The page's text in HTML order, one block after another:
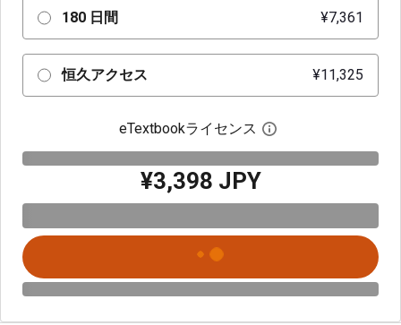
180 日間 ¥7,361
恒久アクセス ¥11,325
eTextbookライセンス デジタルライセン
¥3,398 JPY